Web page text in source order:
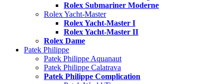
Rolex Submariner Moderne
Rolex Yacht-Master
Rolex Yacht-Master I
Rolex Yacht-Master II
Rolex Dame
Patek Philippe
Patek Philippe Aquanaut
Patek Philippe Calatrava
Patek Philippe Complication